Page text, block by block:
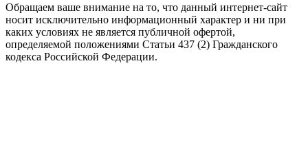
Обращаем ваше внимание на то, что данный интернет-сайт
носит исключительно информационный характер и ни при
каких условиях не является публичной офертой,
определяемой положениями Статьи 437 (2) Гражданского
кодекса Российской Федерации.